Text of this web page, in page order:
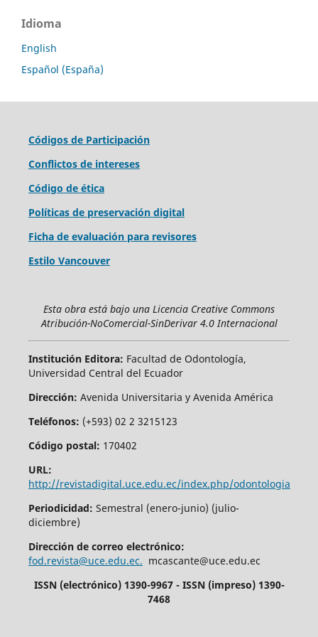
Idioma
English
Español (España)
Códigos de Participación
Conflictos de intereses
Código de ética
Políticas de preservación digital
Ficha de evaluación para revisores
Estilo Vancouver
Esta obra está bajo una Licencia Creative Commons
Atribución-NoComercial-SinDerivar 4.0 Internacional
Institución Editora: Facultad de Odontología,
Universidad Central del Ecuador
Dirección: Avenida Universitaria y Avenida América
Teléfonos: (+593) 02 2 3215123
Código postal: 170402
URL:
http://revistadigital.uce.edu.ec/index.php/odontologia
Periodicidad: Semestral (enero-junio) (julio-
diciembre)
Dirección de correo electrónico:
fod.revista@uce.edu.ec. mcascante@uce.edu.ec
ISSN (electrónico) 1390-9967 - ISSN (impreso) 1390-
7468